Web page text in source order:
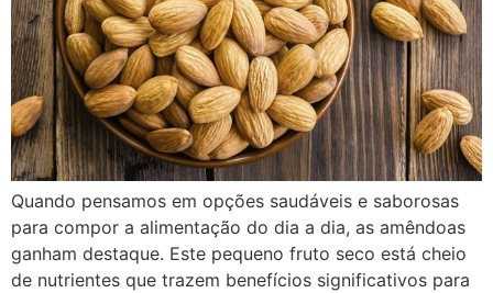
Quando pensamos em opções saudáveis e saborosas
para compor a alimentação do dia a dia, as amêndoas
ganham destaque. Este pequeno fruto seco está cheio
de nutrientes que trazem benefícios significativos para